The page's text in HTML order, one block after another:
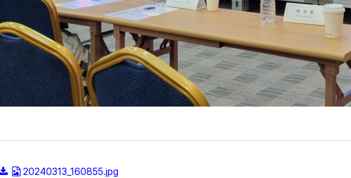
20240313_160855.jpg